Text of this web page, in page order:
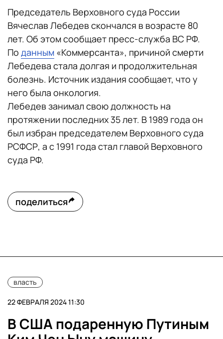
Председатель Верховного суда России
Вячеслав Лебедев скончался в возрасте 80
лет. Об этом сообщает пресс-служба ВС РФ.
По данным «Коммерсанта», причиной смерти
Лебедева стала долгая и продолжительная
болезнь. Источник издания сообщает, что у
него была онкология.
Лебедев занимал свою должность на
протяжении последних 35 лет. В 1989 года он
был избран председателем Верховного суда
РСФСР, а с 1991 года стал главой Верховного
суда РФ.
поделиться
власть
22 ФЕВРАЛЯ 2024 11:30
В США подаренную Путиным